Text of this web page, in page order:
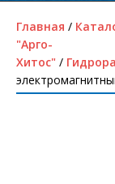
Главная /
"Арго-
Хитос" /